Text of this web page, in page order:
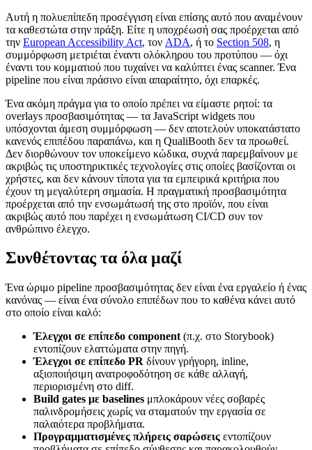
Αυτή η πολυεπίπεδη προσέγγιση είναι επίσης αυτό που αναμένουν
τα καθεστώτα στην πράξη. Είτε η υποχρέωσή σας προέρχεται από
την European Accessibility Act, τον ADA, ή το Section 508, η
συμμόρφωση μετριέται έναντι ολόκληρου του προτύπου — όχι
έναντι του κομματιού που τυχαίνει να καλύπτει ένας scanner. Ένα
pipeline που είναι πράσινο είναι απαραίτητο, όχι επαρκές.
Ένα ακόμη πράγμα για το οποίο πρέπει να είμαστε ρητοί: τα
overlays προσβασιμότητας — τα JavaScript widgets που
υπόσχονται άμεση συμμόρφωση — δεν αποτελούν υποκατάστατο
κανενός επιπέδου παραπάνω, και η QualiBooth δεν τα προωθεί.
Δεν διορθώνουν τον υποκείμενο κώδικα, συχνά παρεμβαίνουν με
ακριβώς τις υποστηρικτικές τεχνολογίες στις οποίες βασίζονται οι
χρήστες, και δεν κάνουν τίποτα για τα εμπειρικά κριτήρια που
έχουν τη μεγαλύτερη σημασία. Η πραγματική προσβασιμότητα
προέρχεται από την ενσωμάτωσή της στο προϊόν, που είναι
ακριβώς αυτό που παρέχει η ενσωμάτωση CI/CD συν τον
ανθρώπινο έλεγχο.
Συνθέτοντας τα όλα μαζί
Ένα ώριμο pipeline προσβασιμότητας δεν είναι ένα εργαλείο ή ένας
κανόνας — είναι ένα σύνολο επιπέδων που το καθένα κάνει αυτό
στο οποίο είναι καλό:
Έλεγχοι σε επίπεδο component (π.χ. στο Storybook)
εντοπίζουν ελαττώματα στην πηγή.
Έλεγχοι σε επίπεδο PR δίνουν γρήγορη, inline,
αξιοποιήσιμη ανατροφοδότηση σε κάθε αλλαγή,
περιορισμένη στο diff.
Build gates με baselines μπλοκάρουν νέες σοβαρές
παλινδρομήσεις χωρίς να σταματούν την εργασία σε
παλαιότερα προβλήματα.
Προγραμματισμένες πλήρεις σαρώσεις εντοπίζουν